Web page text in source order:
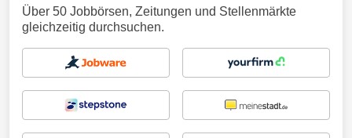
Über 50 Jobbörsen, Zeitungen und Stellenmärkte
gleichzeitig durchsuchen.